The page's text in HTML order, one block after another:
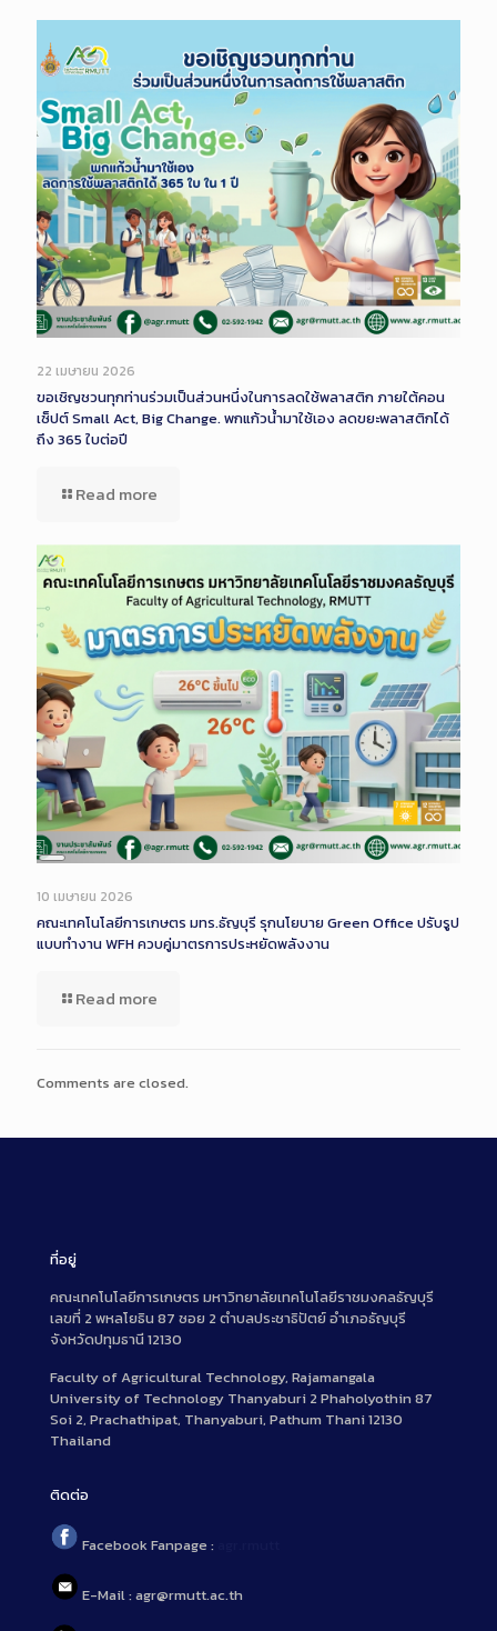
22 เมษายน 2026
ขอเชิญชวนทุกท่านร่วมเป็นส่วนหนึ่งในการลดใช้พลาสติก ภายใต้คอน
เซ็ปต์ Small Act, Big Change. พกแก้วน้ำมาใช้เอง ลดขยะพลาสติกได้
ถึง 365 ใบต่อปี
Read more
Long
Description
10 เมษายน 2026
คณะเทคโนโลยีการเกษตร มทร.ธัญบุรี รุกนโยบาย Green Office ปรับรูป
แบบทำงาน WFH ควบคู่มาตรการประหยัดพลังงาน
Read more
Comments are closed.
ที่อยู่
คณะเทคโนโลยีการเกษตร มหาวิทยาลัยเทคโนโลยีราชมงคลธัญบุรี
เลขที่ 2 พหลโยธิน 87 ซอย 2 ตำบลประชาธิปัตย์ อำเภอธัญบุรี
จังหวัดปทุมธานี 12130
Faculty of Agricultural Technology, Rajamangala
University of Technology Thanyaburi 2 Phaholyothin 87
Soi 2, Prachathipat, Thanyaburi, Pathum Thani 12130
Thailand
ติดต่อ
Facebook Fanpage :
E-Mail : agr@rmutt.ac.th